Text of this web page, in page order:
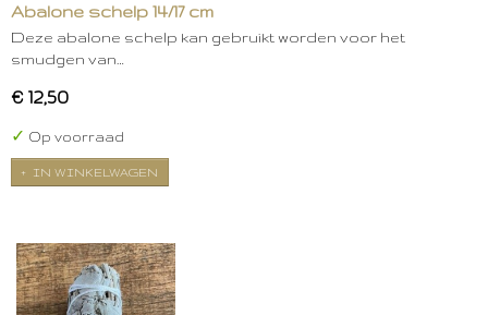
Abalone schelp 14/17 cm
Deze abalone schelp kan gebruikt worden voor het
smudgen van…
€ 12,50
✓ Op voorraad
IN WINKELWAGEN